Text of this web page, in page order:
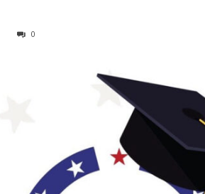
0